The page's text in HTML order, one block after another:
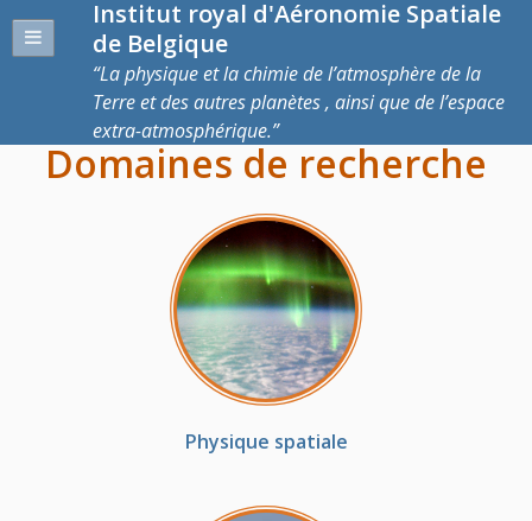
Institut royal d'Aéronomie Spatiale
de Belgique
La physique et la chimie de l’atmosphère de la
Terre et des autres planètes , ainsi que de l’espace
extra-atmosphérique.
Domaines de recherche
Physique spatiale